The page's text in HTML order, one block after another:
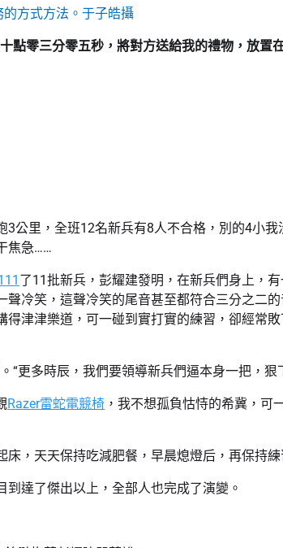
方式方法。于子皓攝
零三分零五秒，將對方送給我的禮物，放置
公里，全班12名新兵有8人不合格，別的4小
焦急……
了11批新兵，彭耀建發明，在新兵們身上，
冷笑，這聲冷笑的尾音甚至都符合三分之二
津津樂道，可一碰到實打實的練習，卻經常
更多時辰，我們要領導新兵們逼本身一把，狠
Razer雷蛇電競椅 ，我不想孤負怙恃的希冀，可
，天天保持吃減肥餐，早晨熄燈后，再保持
達了傑出以上，全部人也完成了演變。